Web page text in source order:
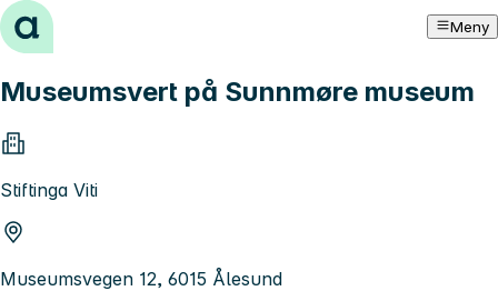
Hopp til innhold Meny
Museumsvert på Sunnmøre museum
Stiftinga Viti
Museumsvegen 12, 6015 Ålesund